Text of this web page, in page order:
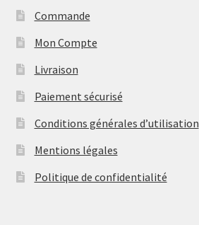
Commande
Mon Compte
Livraison
Paiement sécurisé
Conditions générales d’utilisation
Mentions légales
Politique de confidentialité